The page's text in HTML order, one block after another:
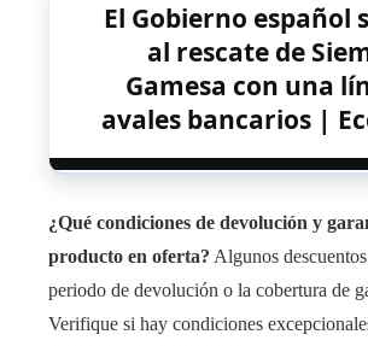
El Gobierno español
al rescate de
Gamesa con una
avales bancarios |
¿Qué condiciones de devolución y
producto en oferta? Algunos
periodo de devolución o la cobertura de
Verifique si hay condiciones